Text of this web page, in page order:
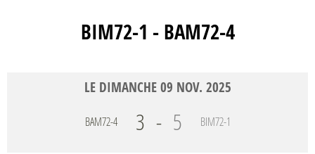
BIM72-1 - BAM72-4
LE DIMANCHE09 NOV. 2025
BAM72-4 3 - 5 BIM72-1